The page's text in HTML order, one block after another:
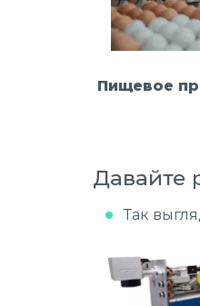
Пищевое
Давайте
Так